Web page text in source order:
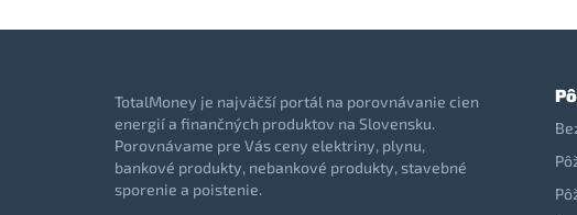
TotalMoney je najväčší portál na porovnávanie cien
energií a finančných produktov na Slovensku.
Porovnávame pre Vás ceny elektriny, plynu,
bankové produkty, nebankové produkty, stavebné
sporenie a poistenie.